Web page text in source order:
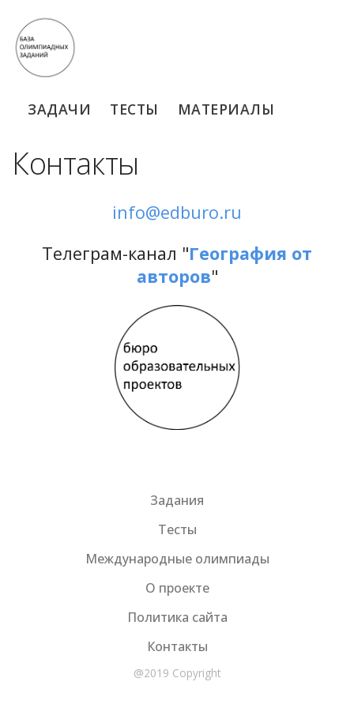
ЗАДАЧИ ТЕСТЫ МАТЕРИАЛЫ
Контакты
info@edburo.ru
Телеграм-канал "География от
авторов"
Задания
Тесты
Международные олимпиады
О проекте
Политика сайта
Контакты
@2019 Copyright